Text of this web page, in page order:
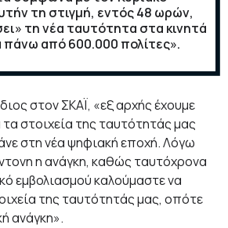
τη στιγμή, εντός 48 ωρών,
τη νέα ταυτότητα στα κινητά
από 600.000 πολίτες».
στον ΣΚΑΪ, «εξ αρχής έχουμε
τα στοιχεία της ταυτότητάς μας
στη νέα ψηφιακή εποχή. Λόγω
η ανάγκη, καθώς ταυτόχρονα
εμβολιασμού καλούμαστε να
της ταυτότητάς μας, οπότε
ανάγκη».